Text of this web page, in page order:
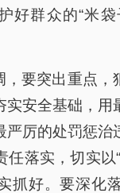
好群众的“米袋
，要突出重点，
实安全基础，用
严厉的处罚惩治
任落实，切实以
抓好。要深化